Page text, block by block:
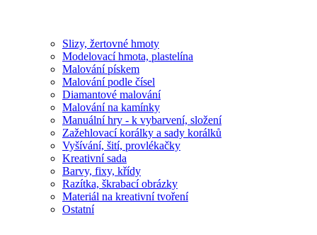
Slizy, žertovné hmoty
Modelovací hmota, plastelína
Malování pískem
Malování podle čísel
Diamantové malování
Malování na kamínky
Manuální hry - k vybarvení, složení
Zažehlovací korálky a sady korálků
Vyšívání, šití, provlékačky
Kreativní sada
Barvy, fixy, křídy
Razítka, škrabací obrázky
Materiál na kreativní tvoření
Ostatní